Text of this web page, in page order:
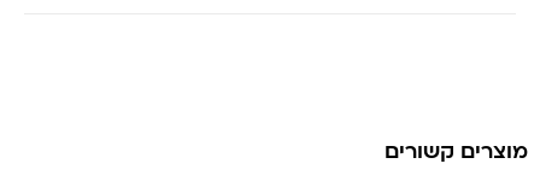
מוצרים קשורים